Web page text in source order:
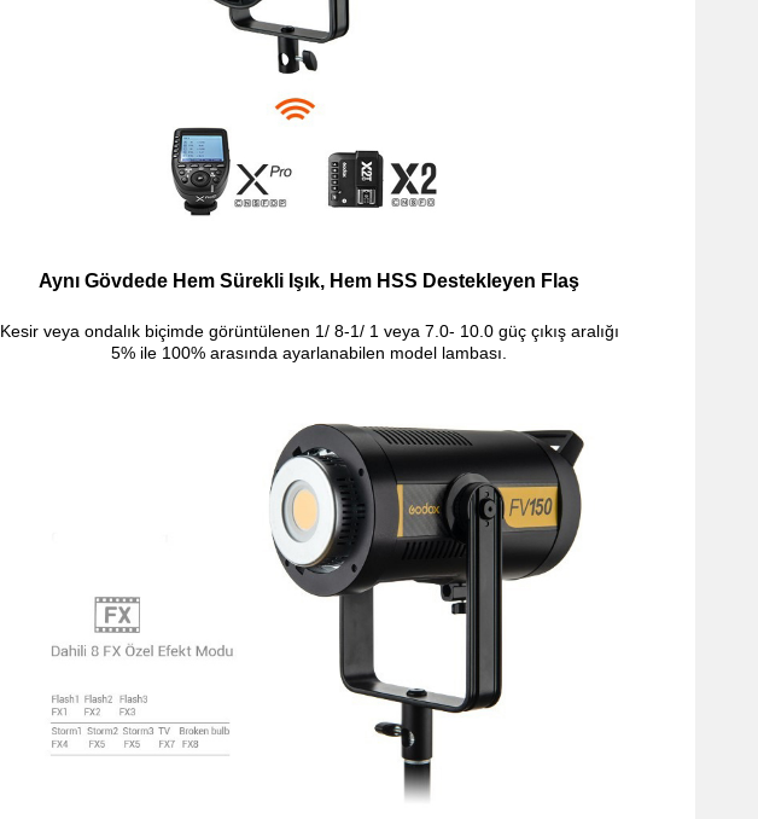
Aynı Gövdede Hem Sürekli Işık, Hem HSS Destekleyen Flaş
Kesir veya ondalık biçimde görüntülenen 1/ 8-1/ 1 veya 7.0- 10.0 güç çıkış aralığı
5% ile 100% arasında ayarlanabilen model lambası.